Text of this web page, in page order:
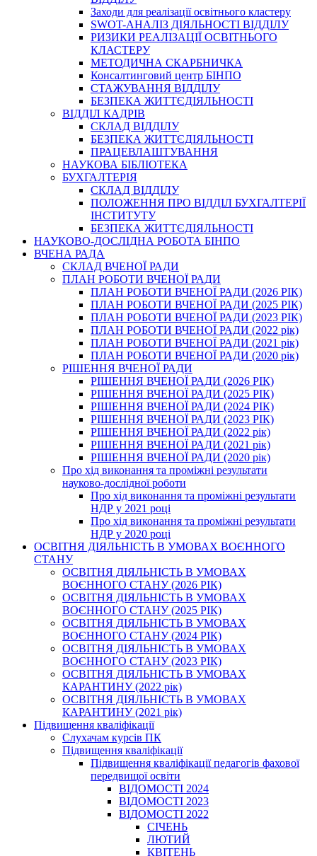
Заходи для реалізації освітнього кластеру
SWOT-АНАЛІЗ ДІЯЛЬНОСТІ ВІДДІЛУ
РИЗИКИ РЕАЛІЗАЦІЇ ОСВІТНЬОГО
КЛАСТЕРУ
МЕТОДИЧНА СКАРБНИЧКА
Консалтинговий центр БІНПО
СТАЖУВАННЯ ВІДДІЛУ
БЕЗПЕКА ЖИТТЄДІЯЛЬНОСТІ
ВІДДІЛ КАДРІВ
СКЛАД ВІДДІЛУ
БЕЗПЕКА ЖИТТЄДІЯЛЬНОСТІ
ПРАЦЕВЛАШТУВАННЯ
НАУКОВА БІБЛІОТЕКА
БУХГАЛТЕРІЯ
СКЛАД ВІДДІЛУ
ПОЛОЖЕННЯ ПРО ВІДДІЛ БУХГАЛТЕРІЇ
ІНСТИТУТУ
БЕЗПЕКА ЖИТТЄДІЯЛЬНОСТІ
НАУКОВО-ДОСЛІДНА РОБОТА БІНПО
ВЧЕНА РАДА
СКЛАД ВЧЕНОЇ РАДИ
ПЛАН РОБОТИ ВЧЕНОЇ РАДИ
ПЛАН РОБОТИ ВЧЕНОЇ РАДИ (2026 РІК)
ПЛАН РОБОТИ ВЧЕНОЇ РАДИ (2025 РІК)
ПЛАН РОБОТИ ВЧЕНОЇ РАДИ (2023 РІК)
ПЛАН РОБОТИ ВЧЕНОЇ РАДИ (2022 рік)
ПЛАН РОБОТИ ВЧЕНОЇ РАДИ (2021 рік)
ПЛАН РОБОТИ ВЧЕНОЇ РАДИ (2020 рік)
РІШЕННЯ ВЧЕНОЇ РАДИ
РІШЕННЯ ВЧЕНОЇ РАДИ (2026 РІК)
РІШЕННЯ ВЧЕНОЇ РАДИ (2025 РІК)
РІШЕННЯ ВЧЕНОЇ РАДИ (2024 РІК)
РІШЕННЯ ВЧЕНОЇ РАДИ (2023 РІК)
РІШЕННЯ ВЧЕНОЇ РАДИ (2022 рік)
РІШЕННЯ ВЧЕНОЇ РАДИ (2021 рік)
РІШЕННЯ ВЧЕНОЇ РАДИ (2020 рік)
Про хід виконання та проміжні результати
науково-дослідної роботи
Про хід виконання та проміжні результати
НДР у 2021 році
Про хід виконання та проміжні результати
НДР у 2020 році
ОСВІТНЯ ДІЯЛЬНІСТЬ В УМОВАХ ВОЄННОГО
СТАНУ
ОСВІТНЯ ДІЯЛЬНІСТЬ В УМОВАХ
ВОЄННОГО СТАНУ (2026 РІК)
ОСВІТНЯ ДІЯЛЬНІСТЬ В УМОВАХ
ВОЄННОГО СТАНУ (2025 РІК)
ОСВІТНЯ ДІЯЛЬНІСТЬ В УМОВАХ
ВОЄННОГО СТАНУ (2024 РІК)
ОСВІТНЯ ДІЯЛЬНІСТЬ В УМОВАХ
ВОЄННОГО СТАНУ (2023 РІК)
ОСВІТНЯ ДІЯЛЬНІСТЬ В УМОВАХ
КАРАНТИНУ (2022 рік)
ОСВІТНЯ ДІЯЛЬНІСТЬ В УМОВАХ
КАРАНТИНУ (2021 рік)
Підвищення кваліфікації
Слухачам курсів ПК
Підвищення кваліфікації
Підвищення кваліфікації педагогів фахової
передвищої освіти
ВІДОМОСТІ 2024
ВІДОМОСТІ 2023
ВІДОМОСТІ 2022
СІЧЕНЬ
ЛЮТИЙ
КВІТЕНЬ